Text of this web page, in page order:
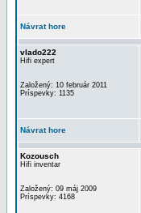
Návrat hore
vlado222
Hifi expert
Založený: 10 február 2011
Príspevky: 1135
Návrat hore
Kozousch
Hifi inventar
Založený: 09 máj 2009
Príspevky: 4168